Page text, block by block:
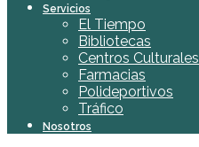
Servicios
El Tiempo
Bibliotecas
Centros Culturales
Farmacias
Polideportivos
Tráfico
Nosotros